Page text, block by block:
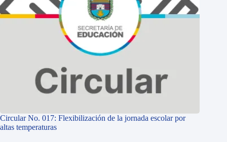
Circular No. 017: Flexibilización de la jornada escolar por
altas temperaturas